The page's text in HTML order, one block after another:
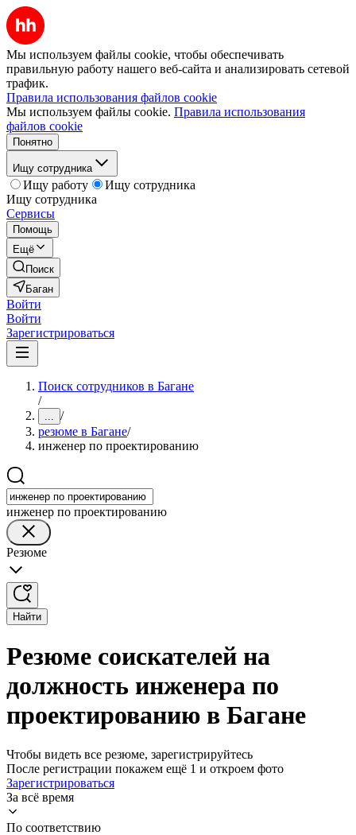
Мы используем файлы cookie, чтобы обеспечивать
правильную работу нашего веб-сайта и анализировать сетевой
трафик.
Правила использования файлов cookie
Мы используем файлы cookie. Правила использования
файлов cookie
Понятно
Ищу сотрудника
Ищу работу
Ищу сотрудника
Ищу сотрудника
Сервисы
Помощь
Ещё
Поиск
Баган
Войти
Войти
Зарегистрироваться
Поиск сотрудников в Багане
/
... /
резюме в Багане/
инженер по проектированию
инженер по проектированию
Резюме
Найти
Резюме соискателей на
должность инженера по
проектированию в Багане
Чтобы видеть все резюме, зарегистрируйтесь
После регистрации покажем ещё 1 и откроем фото
Зарегистрироваться
За всё время
По соответствию